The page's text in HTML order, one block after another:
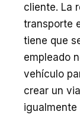
cliente. La
transporte
tiene que
empleado
vehículo
crear un
igualmente